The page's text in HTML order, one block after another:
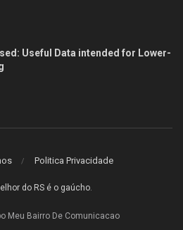
Useful Data intended for Lower-
Politica Privacidade
do RS é o gaúcho.
Meu Bairro De Comunicacao